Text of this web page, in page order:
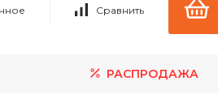
Сравнить
РАСПРОДАЖА